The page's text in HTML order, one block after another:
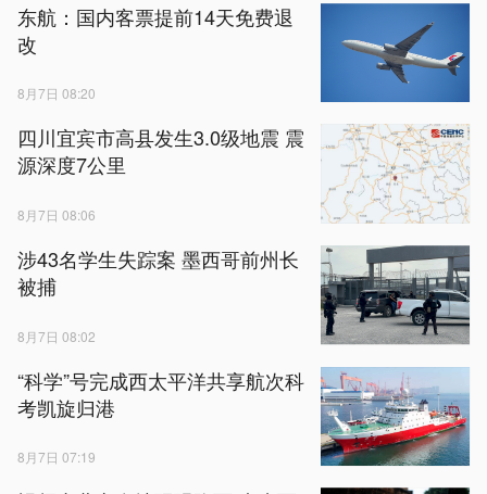
东航：国内客票提前14天免费退
改
8月7日 08:20
四川宜宾市高县发生3.0级地震 震
源深度7公里
8月7日 08:06
涉43名学生失踪案 墨西哥前州长
被捕
8月7日 08:02
“科学”号完成西太平洋共享航次科
考凯旋归港
8月7日 07:19